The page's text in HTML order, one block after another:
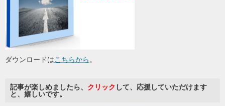
ダウンロードはこちらから 。
記事が楽しめましたら、 クリック して、応援していただけます
と、嬉しいです。